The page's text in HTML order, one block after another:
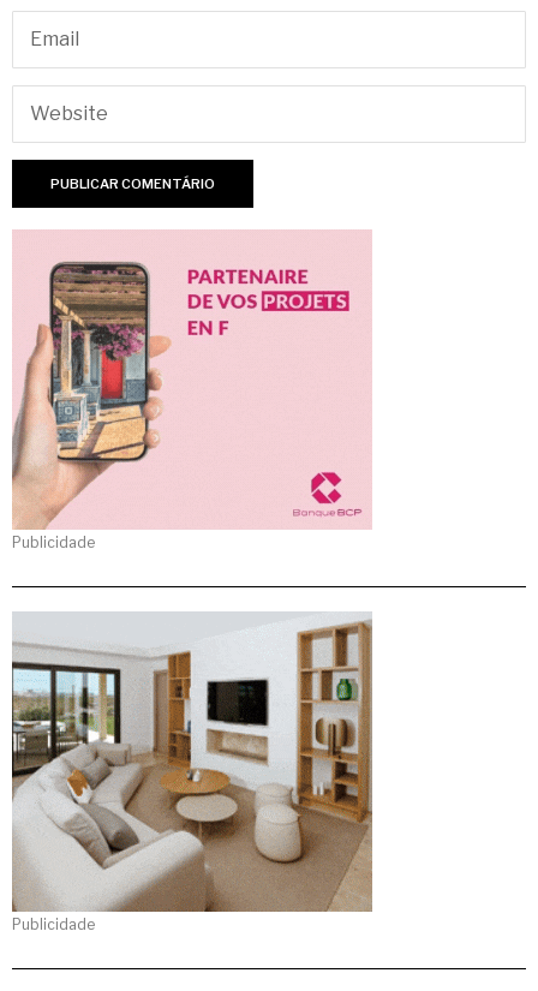
Publicidade
Publicidade